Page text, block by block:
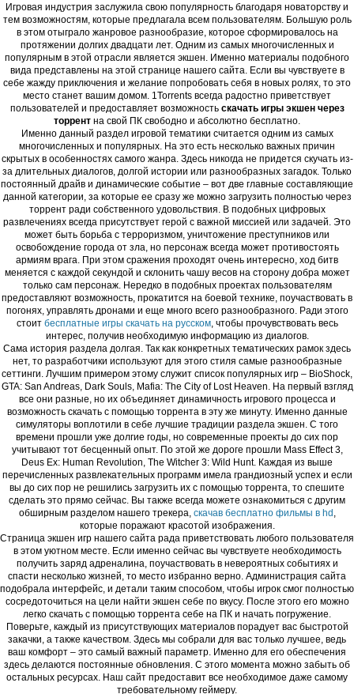
Игровая индустрия заслужила свою популярность благодаря новаторству и
тем возможностям, которые предлагала всем пользователям. Большую роль
в этом отыграло жанровое разнообразие, которое сформировалось на
протяжении долгих двадцати лет. Одним из самых многочисленных и
популярным в этой отрасли является экшен. Именно материалы подобного
вида представлены на этой странице нашего сайта. Если вы чувствуете в
себе жажду приключения и желание попробовать себя в новых ролях, то это
место станет вашим домом. 1Torrents всегда радостно приветствует
пользователей и предоставляет возможность скачать игры экшен через
торрент на свой ПК свободно и абсолютно бесплатно.
Именно данный раздел игровой тематики считается одним из самых
многочисленных и популярных. На это есть несколько важных причин
скрытых в особенностях самого жанра. Здесь никогда не придется скучать из-
за длительных диалогов, долгой истории или разнообразных загадок. Только
постоянный драйв и динамические событие – вот две главные составляющие
данной категории, за которые ее сразу же можно загрузить полностью через
торрент ради собственного удовольствия. В подобных цифровых
развлечениях всегда присутствует герой с важной миссией или задачей. Это
может быть борьба с терроризмом, уничтожение преступников или
освобождение города от зла, но персонаж всегда может противостоять
армиям врага. При этом сражения проходят очень интересно, ход битв
меняется с каждой секундой и склонить чашу весов на сторону добра может
только сам персонаж. Нередко в подобных проектах пользователям
предоставляют возможность, прокатится на боевой технике, поучаствовать в
погонях, управлять дронами и еще много всего разнообразного. Ради этого
стоит бесплатные игры скачать на русском, чтобы прочувствовать весь
интерес, получив необходимую информацию из диалогов.
Сама история раздела долгая. Так как конкретных тематических рамок здесь
нет, то разработчики используют для этого стиля самые разнообразные
сеттинги. Лучшим примером этому служит список популярных игр – BioShock,
GTA: San Andreas, Dark Souls, Mafia: The City of Lost Heaven. На первый взгляд
все они разные, но их объединяет динамичность игрового процесса и
возможность скачать с помощью торрента в эту же минуту. Именно данные
симуляторы воплотили в себе лучшие традиции раздела экшен. С того
времени прошли уже долгие годы, но современные проекты до сих пор
учитывают тот бесценный опыт. По этой же дороге прошли Mass Effect 3,
Deus Ex: Human Revolution, The Witcher 3: Wild Hunt. Каждая из выше
перечисленных развлекательных программ имела грандиозный успех и если
вы до сих пор не решились загрузить их с помощью торрента, то спешите
сделать это прямо сейчас. Вы также всегда можете ознакомиться с другим
обширным разделом нашего трекера, скачав бесплатно фильмы в hd ,
которые поражают красотой изображения.
Страница экшен игр нашего сайта рада приветствовать любого пользователя
в этом уютном месте. Если именно сейчас вы чувствуете необходимость
получить заряд адреналина, поучаствовать в невероятных событиях и
спасти несколько жизней, то место избранно верно. Администрация сайта
подобрала интерфейс, и детали таким способом, чтобы игрок смог полностью
сосредоточиться на цели найти экшен себе по вкусу. После этого его можно
легко скачать с помощью торрента себе на ПК и начать погружение.
Поверьте, каждый из присутствующих материалов порадует вас быстротой
закачки, а также качеством. Здесь мы собрали для вас только лучшее, ведь
ваш комфорт – это самый важный параметр. Именно для его обеспечения
здесь делаются постоянные обновления. С этого момента можно забыть об
остальных ресурсах. Наш сайт предоставит все необходимое даже самому
требовательному геймеру.